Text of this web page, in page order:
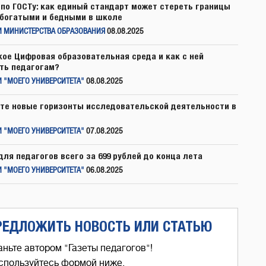
ГОСТу: как единый стандарт может стереть границы
и бедными в школе
МИНИСТЕРСТВА ОБРАЗОВАНИЯ 08.08.2025
Цифровая образовательная среда и как с ней
педагогам?
"МОЕГО УНИВЕРСИТЕТА" 08.08.2025
новые горизонты исследовательской деятельности в
"МОЕГО УНИВЕРСИТЕТА" 07.08.2025
педагогов всего за 699 рублей до конца лета
"МОЕГО УНИВЕРСИТЕТА" 06.08.2025
НОВОСТЬ ИЛИ СТАТЬЮ
автором "Газеты педагогов"!
формой ниже,